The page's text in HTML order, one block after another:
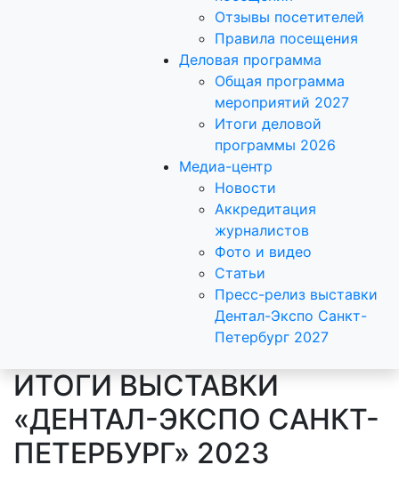
Отзывы посетителей
Правила посещения
Деловая программа
Общая программа
мероприятий 2027
Итоги деловой
программы 2026
Медиа-центр
Новости
Аккредитация
журналистов
Фото и видео
Статьи
Пресс-релиз выставки
Дентал-Экспо Санкт-
Петербург 2027
ИТОГИ ВЫСТАВКИ
«ДЕНТАЛ-ЭКСПО САНКТ-
ПЕТЕРБУРГ» 2023